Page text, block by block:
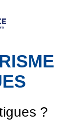
?